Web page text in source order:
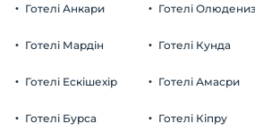
Готелі Анкари
Готелі Мардін
Готелі Ескішехір
Готелі Бурса
Готелі Олюдениза
Готелі Кунда
Готелі Амасри
Готелі Кіпру